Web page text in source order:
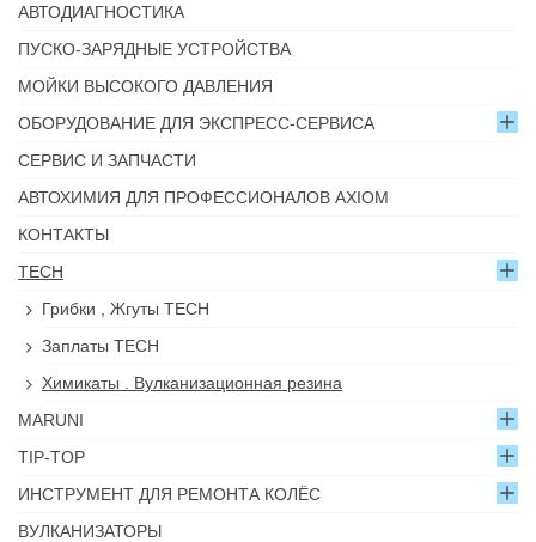
АВТОДИАГНОСТИКА
ПУСКО-ЗАРЯДНЫЕ УСТРОЙСТВА
МОЙКИ ВЫСОКОГО ДАВЛЕНИЯ
ОБОРУДОВАНИЕ ДЛЯ ЭКСПРЕСС-СЕРВИСА
СЕРВИС И ЗАПЧАСТИ
АВТОХИМИЯ ДЛЯ ПРОФЕССИОНАЛОВ AXIOM
КОНТАКТЫ
TECH
Грибки , Жгуты TECH
Заплаты TECH
Химикаты . Вулканизационная резина
MARUNI
TIP-TOP
ИНСТРУМЕНТ ДЛЯ РЕМОНТА КОЛЁС
ВУЛКАНИЗАТОРЫ